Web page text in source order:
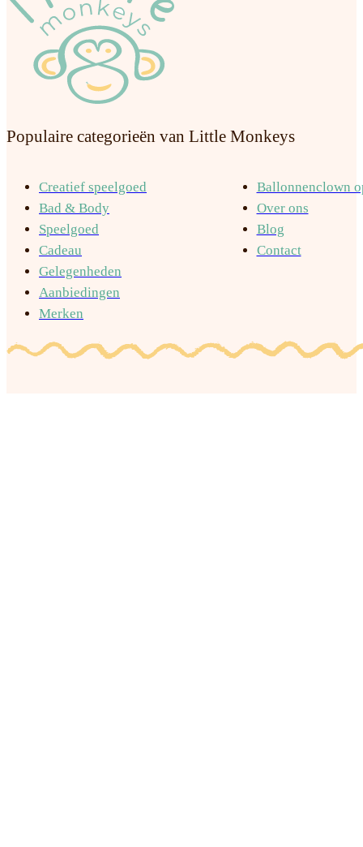
Populaire categorieën van Little Monkeys
Creatief speelgoed
Bad & Body
Speelgoed
Cadeau
Gelegenheden
Aanbiedingen
Merken
Ballonnenclown
Over ons
Blog
Contact